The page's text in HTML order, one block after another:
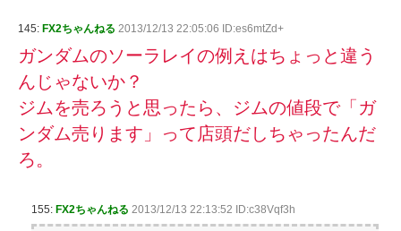
145: FX2ちゃんねる 2013/12/13 22:05:06 ID:es6mtZd+
ガンダムのソーラレイの例えはちょっと違う
んじゃないか？
ジムを売ろうと思ったら、ジムの値段で「ガ
ンダム売ります」って店頭だしちゃったんだ
ろ。
155: FX2ちゃんねる 2013/12/13 22:13:52 ID:c38Vqf3h